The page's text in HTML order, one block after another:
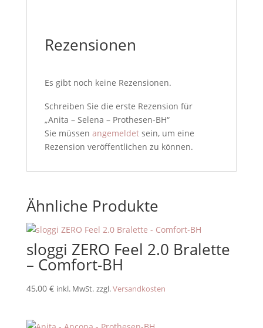
Rezensionen
Es gibt noch keine Rezensionen.
Schreiben Sie die erste Rezension für
„Anita – Selena – Prothesen-BH“
Sie müssen angemeldetsein, um eine
Rezension veröffentlichen zu können.
Ähnliche Produkte
sloggi ZERO Feel 2.0 Bralette
– Comfort-BH
45,00 € inkl. MwSt. zzgl.Versandkosten